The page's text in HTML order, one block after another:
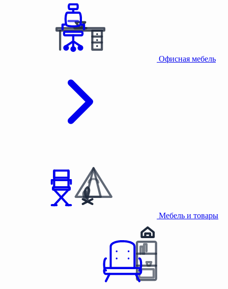
Офисная мебель
Мебель и товары